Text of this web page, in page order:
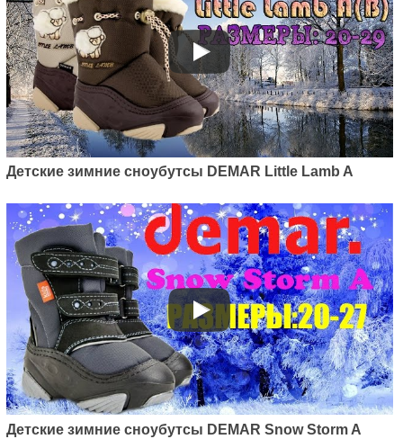
Snowmen 2 Silver NE
779 грн.
Детские зимние сноубутсы DEMAR Little Lamb A
Детские зимние сноубутсы DEMAR Snow Storm A